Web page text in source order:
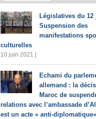
Législatives du 12
Suspension des
manifestations
culturelles
10 juin 2021 |
Echami du
allemand : la
Maroc de
relations avec l’ambassade
est un acte « anti-diplomatique»